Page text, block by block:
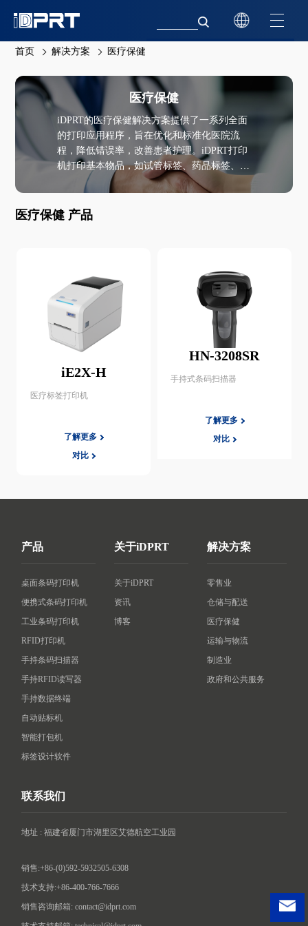
首页 解决方案 医疗保健
医疗保健
iDPRT的医疗保健解决方案提供了一系列全面
的打印应用程序，旨在优化和标准化医院流
程，降低错误率，改善患者护理。iDPRT打印
机打印基本物品，如试管标签、药品标签、患
者识别条形码、医疗腕带、病历和实验室样本
标签。iDPRT的解决方案可帮助医疗机构提高
工作流程效率，降低误认风险，并确保准确的
医疗保健 产品
iE2X-H
医疗标签打印机
了解更多
对比
HN-3208SR
手持式条码扫描器
了解更多
对比
产品
桌面条码打印机
便携式条码打印机
工业条码打印机
RFID打印机
手持条码扫描器
手持RFID读写器
手持数据终端
自动贴标机
智能打包机
标签设计软件
关于iDPRT
关于iDPRT
资讯
博客
解决方案
零售业
仓储与配送
医疗保健
运输与物流
制造业
政府和公共服务
联系我们
地址 : 福建省厦门市湖里区艾德航空工业园
销售:+86-(0)592-5932505-6308
技术支持:+86-400-766-7666
销售咨询邮箱: contact@idprt.com